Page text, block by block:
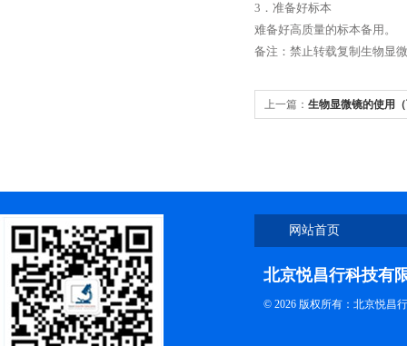
3．准备好标本
难备好高质量的标本备用。
备注：禁止转载复制生物显
上一篇： 生物显微镜的使用
网站首页
北京悦昌行科技有
© 2026 版权所有：北京悦昌